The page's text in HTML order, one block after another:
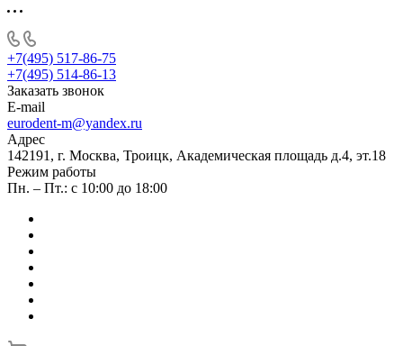
+7(495) 517-86-75
+7(495) 514-86-13
Заказать звонок
E-mail
eurodent-m@yandex.ru
Адрес
142191, г. Москва, Троицк, Академическая площадь д.4, эт.18
Режим работы
Пн. – Пт.: с 10:00 до 18:00